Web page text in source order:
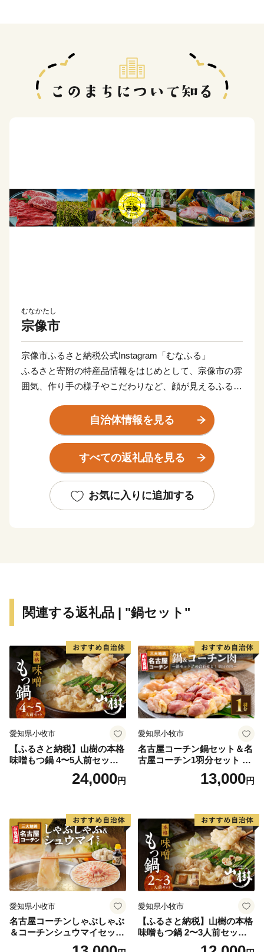
むなかたし
宗像市
宗像市ふるさと納税公式Instagram「むなふる」
ふるさと寄附の特産品情報をはじめとして、宗像市の雰
囲気、作り手の様子やこだわりなど、顔が見えるふるさ
インスタ限定のイベントも開催中！
詳しくは、インスタ内で「munafuru」と検索！
自治体情報を見る
すべての返礼品を見る
お気に入りに追加する
関連する返礼品 | "鍋セット"
愛知県小牧市
【ふるさと納税】山樹の本格
味噌もつ鍋 4〜5人前セット
山樹 国産 牛もつ ホルモン モ
ツ オンライン飲み会 ホーム
間
24,000円
愛知県小牧市
名古屋コーチン鍋セット＆名
古屋コーチン1羽分セット 日
本三大地鶏 鍋セット 鶏肉 も
も肉 むね肉 ササミ 肉団子 鍋
13,000円
愛知県小牧市
名古屋コーチンしゃぶしゃぶ
＆コーチンシュウマイセッ
ト 焼売 鶏肉 鍋 鶏しゃぶ 日
愛知県小牧市
【ふるさと納税】山樹の本格
味噌もつ鍋 2〜3人前セット
山樹 国産 牛もつ ホルモン モ